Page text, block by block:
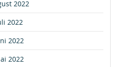
2022
2022
2022
2022